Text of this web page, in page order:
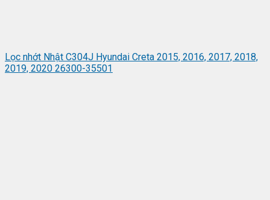
Lọc nhớt Nhật C304J Hyundai Creta 2015, 2016, 2017, 2018,
2019, 2020 26300-35501